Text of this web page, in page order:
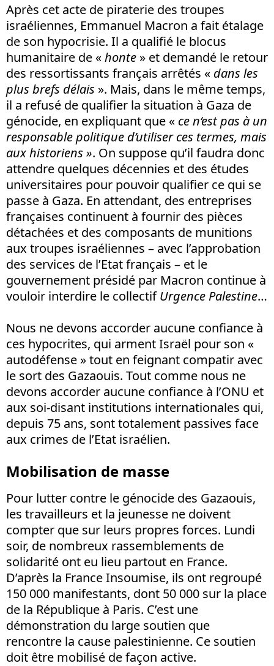
Après cet acte de piraterie des troupes
israéliennes, Emmanuel Macron a fait étalage
de son hypocrisie. Il a qualifié le blocus
humanitaire de «honte » et demandé le retour
des ressortissants français arrêtés « dans les
plus brefs délais ». Mais, dans le même temps,
il a refusé de qualifier la situation à Gaza de
génocide, en expliquant que « ce n‘est pas à un
responsable politique d’utiliser ces termes, mais
aux historiens ». On suppose qu’il faudra donc
attendre quelques décennies et des études
universitaires pour pouvoir qualifier ce qui se
passe à Gaza. En attendant, des entreprises
françaises continuent à fournir des pièces
détachées et des composants de munitions
aux troupes israéliennes – avec l’approbation
des services de l’Etat français – et le
gouvernement présidé par Macron continue à
vouloir interdire le collectifUrgence Palestine…
Nous ne devons accorder aucune confiance à
ces hypocrites, qui arment Israël pour son «
autodéfense » tout en feignant compatir avec
le sort des Gazaouis. Tout comme nous ne
devons accorder aucune confiance à l’ONU et
aux soi-disant institutions internationales qui,
depuis 75 ans, sont totalement passives face
aux crimes de l’Etat israélien.
Mobilisation de masse
Pour lutter contre le génocide des Gazaouis,
les travailleurs et la jeunesse ne doivent
compter que sur leurs propres forces. Lundi
soir, de nombreux rassemblements de
solidarité ont eu lieu partout en France.
D’après la France Insoumise, ils ont regroupé
150 000 manifestants, dont 50 000 sur la place
de la République à Paris. C’est une
démonstration du large soutien que
rencontre la cause palestinienne. Ce soutien
doit être mobilisé de façon active.